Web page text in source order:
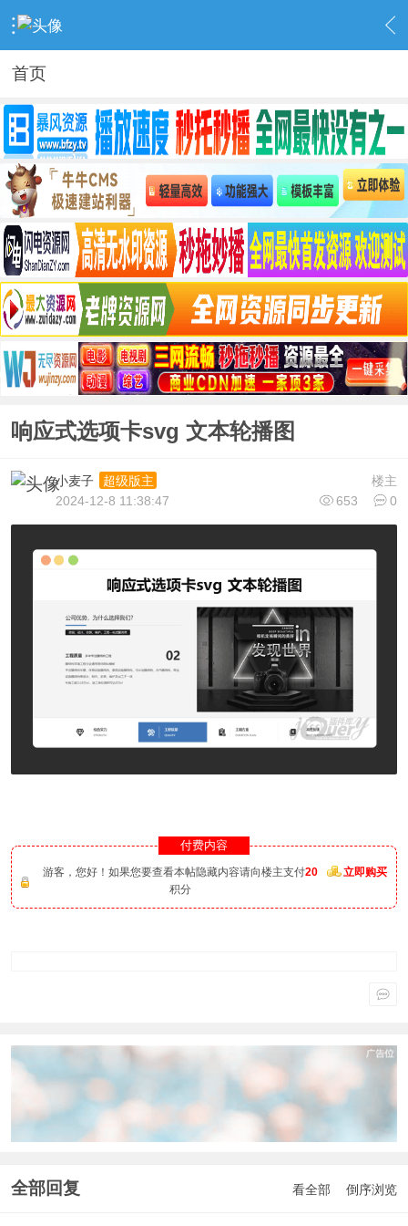
› 源码专区 › 网站代码 › 内容
首页
响应式选项卡svg 文本轮播图
楼主
小麦子
超级版主
653
0
2024-12-8 11:38:47
付费内容
游客，您好！如果您要查看本帖隐藏内容请向楼主支付20
积分
立即购买
全部回复 看全部 倒序浏览